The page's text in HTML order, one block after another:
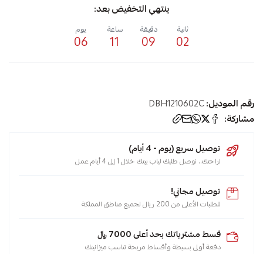
ينتهي التخفيض بعد:
02
ثانية
09
دقيقة
11
ساعة
06
يوم
رقم الموديل:DBH1210602C
مشاركة:
توصيل سريع (يوم - 4 أيام)
لراحتك.. نوصل طلبك لباب بيتك خلال 1 إلى 4 أيام عمل
توصيل مجاني!
للطلبات الأعلى من 200 ريال لجميع مناطق المملكة
قسط مشترياتك بحد أعلى 7000 ﷼
دفعة أولى بسيطة وأقساط مريحة تناسب ميزانيتك